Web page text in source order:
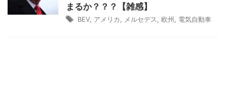
まるか？？？【雑感】
BEV, アメリカ メルセデス 欧州 電気自動車